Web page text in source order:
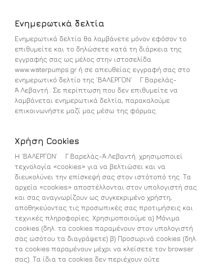
Ενημερωτικά δελτία
Ενημερωτικά δελτία θα λαμβάνετε μόνον εφόσον το
επιθυμείτε και το δηλώσετε κατά τη διάρκεια της
εγγραφής σας ως μέλος στην ιστοσελίδα
www.waterpumps.gr ή σε απευθείας εγγραφή σας στο
ενημερωτικό δελτίο της ‘ΒΑΛΕΡΓΟΝ’ Γ.Βαρελάς-
Ά.Λεβαντή.. Σε περίπτωση που δεν επιθυμείτε να
λαμβάνεται ενημερωτικά δελτία, παρακαλούμε
επικοινωνήστε μαζί μας μέσω της φόρμας.
Χρήση Cookies
Η ‘ΒΑΛΕΡΓΟΝ’ Γ.Βαρελάς-Ά.Λεβαντή. χρησιμοποιεί
τεχνολογία «cookies» για να βελτιώσει και να
διευκολύνει την επίσκεψή σας στον ιστότοπό της. Τα
αρχεία «cookies» αποστέλλονται στον υπολογιστή σας
και σας αναγνωρίζουν ως συγκεκριμένο χρήστη,
αποθηκεύοντας τις προσωπικές σας προτιμήσεις και
τεχνικές πληροφορίες. Χρησιμοποιούμε α) Μόνιμα
cookies (δηλ. τα cookies παραμένουν στον υπολογιστή
σας ωσότου τα διαγράψετε) β) Προσωρινά cookies (δηλ.
τα cookies παραμένουν μέχρι να κλείσετε τον browser
σας). Τα ίδια τα cookies δεν περιέχουν ούτε